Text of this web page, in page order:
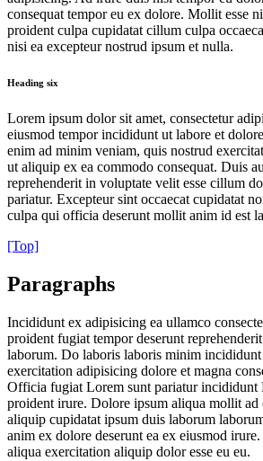
consequat tempor eu ex dolore. Mollit esse
proident culpa cupidatat cillum culpa
nisi ea excepteur nostrud ipsum et nulla.
Heading six
Lorem ipsum dolor sit amet, consectetur
eiusmod tempor incididunt ut labore et
enim ad minim veniam, quis nostrud
ut aliquip ex ea commodo consequat. Duis
reprehenderit in voluptate velit esse cillum
pariatur. Excepteur sint occaecat cupidatat
culpa qui officia deserunt mollit anim id est
[Top]
Paragraphs
Incididunt ex adipisicing ea ullamco
proident fugiat tempor deserunt
laborum. Do laboris laboris minim incididunt
exercitation adipisicing dolore et magna
Officia fugiat Lorem sunt pariatur incididunt
proident irure. Dolore ipsum aliqua mollit
aliquip cupidatat ipsum duis laborum
anim ex dolore deserunt ea ex eiusmod
aliqua exercitation aliquip dolor esse eu eu.